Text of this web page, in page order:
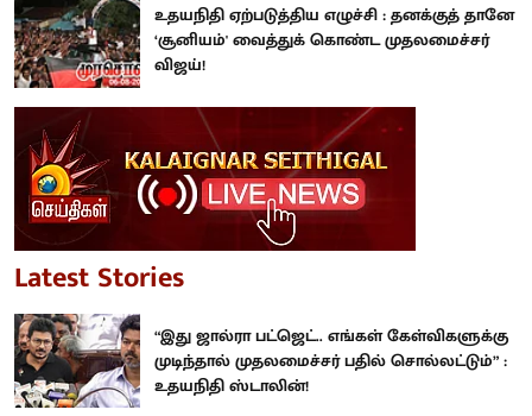
உதயநிதி ஏற்படுத்திய எழுச்சி : தனக்குத் தானே
‘சூனியம்' வைத்துக் கொண்ட முதலமைச்சர்
விஜய்!
Latest Stories
“இது ஜால்ரா பட்ஜெட்.. எங்கள் கேள்விகளுக்கு
முடிந்தால் முதலமைச்சர் பதில் சொல்லட்டும்” :
உதயநிதி ஸ்டாலின்!